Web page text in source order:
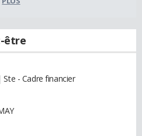
être
- Cadre financier